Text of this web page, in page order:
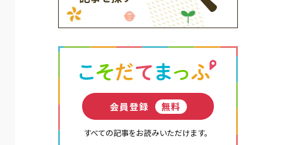
会員登録 無料
すべての記事をお読みいただけます。